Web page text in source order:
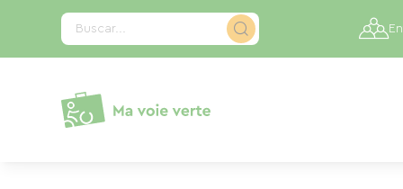
Buscar...
Panel de gestión de cookies